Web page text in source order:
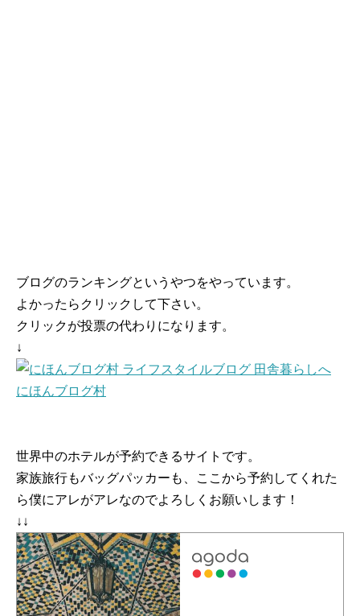
ブログのランキングというやつをやっています。
よかったらクリックして下さい。
クリックが投票の代わりになります。
↓
にほんブログ村
世界中のホテルが予約できるサイトです。
家族旅行もバッグパッカーも、ここから予約してくれた
ら僕にアレがアレなのでよろしくお願いします！
↓↓